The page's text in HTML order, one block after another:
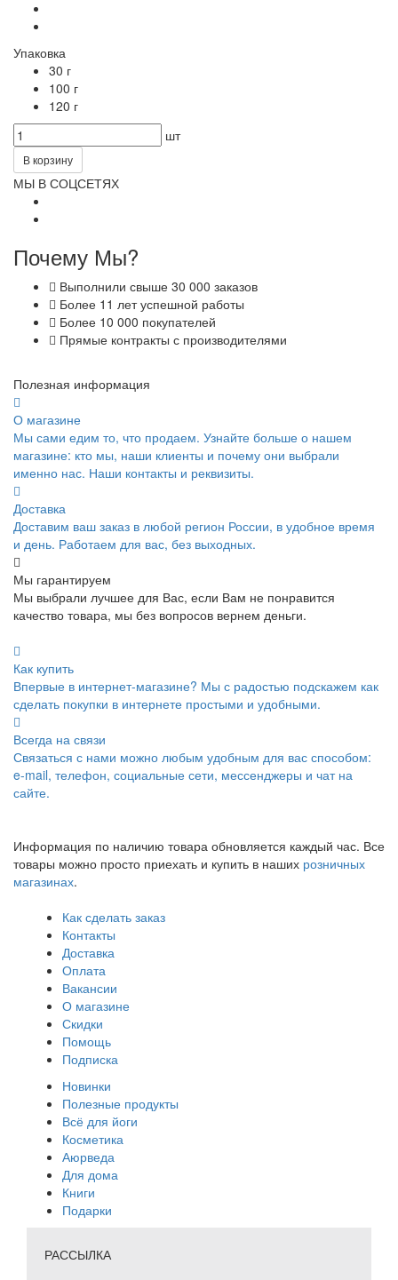
Упаковка
30 г
100 г
120 г
шт
В корзину
МЫ В СОЦСЕТЯХ
Почему Мы?
Выполнили свыше 30 000 заказов
Более 11 лет успешной работы
Более 10 000 покупателей
Прямые контракты с производителями
Полезная информация
О магазине
Мы сами едим то, что продаем. Узнайте больше о нашем
магазине: кто мы, наши клиенты и почему они выбрали
именно нас. Наши контакты и реквизиты.
Доставка
Доставим ваш заказ в любой регион России, в удобное время
и день. Работаем для вас, без выходных.
Мы гарантируем
Мы выбрали лучшее для Вас, если Вам не понравится
качество товара, мы без вопросов вернем деньги.
Как купить
Впервые в интернет-магазине? Мы с радостью подскажем как
сделать покупки в интернете простыми и удобными.
Всегда на связи
Связаться с нами можно любым удобным для вас способом:
e-mail, телефон, социальные сети, мессенджеры и чат на
сайте.
Информация по наличию товара обновляется каждый час. Все
товары можно просто приехать и купить в наших розничных
магазинах.
Как сделать заказ
Контакты
Доставка
Оплата
Вакансии
О магазине
Скидки
Помощь
Подписка
Новинки
Полезные продукты
Всё для йоги
Косметика
Аюрведа
Для дома
Книги
Подарки
РАССЫЛКА